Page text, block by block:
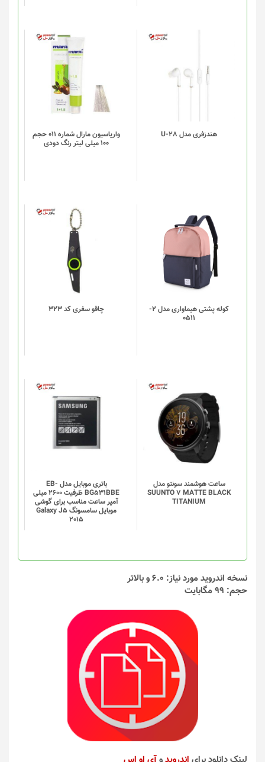
هندزفری مدل U-28
واریاسیون مارال شماره 011 حجم
100 میلی لیتر رنگ دودی
کوله پشتی هیماواری مدل 2-
0511
این
محصول
انواع
مختلفی
می
گزینه
ها
محصول
انتخاب
شوند
چاقو سفری کد 323
ساعت هوشمند سونتو مدل
SUUNTO 7 MATTE BLACK
TITANIUM
باتری موبایل مدل EB-
BG531BBE ظرفیت 2600 میلی
آمپر ساعت مناسب برای گوشی
موبایل سامسونگ Galaxy J5
2015
نسخه اندروید مورد نیاز: 6.0 و بالاتر
حجم: 99 مگابایت